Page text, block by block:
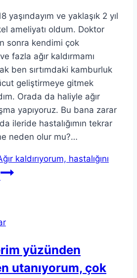
yaşındayım ve yaklaşık 2 yıl
ameliyatı oldum. Doktor
sonra kendimi çok
fazla ağır kaldırmamı
ben sırtımdaki kamburluk
geliştirmeye gitmek
Orada da haliyle ağır
yapıyoruz. Bu bana zarar
ileride hastalığımın tekrar
neden olur mu?…
kaldırıyorum, hastalığını
yüzünden
utanıyorum, çok